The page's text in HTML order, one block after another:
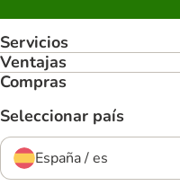
Servicios
Ventajas
Compras
Seleccionar país
España / es